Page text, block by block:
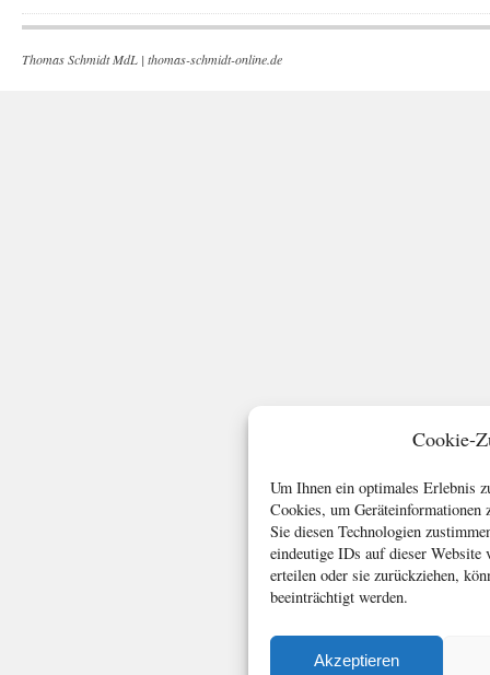
Cookie-
Um Ihnen ein optimales Erlebnis
Cookies, um Geräteinformationen
Sie diesen Technologien
eindeutige IDs auf dieser
erteilen oder sie zurückziehen,
beeinträchtigt werden.
Akzeptieren
Thomas Schmidt MdL | thomas-schmidt-online.de